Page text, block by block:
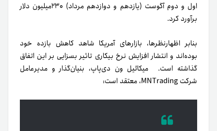
اول و دوم آگوست (یازدهم و دوازدهم مرداد) ۲۳۰میلیون دلار
برآورد کرد.
بنابر اظهارنظرها، بازارهای آمریکا شاهد کاهش بازده خود
بوده‌اند و انتشار افزایش نرخ بیکاری تاثیر بسزایی بر این اتفاق
گذاشته‌ است. میکائیل ون دی‌پاپ، بنیان‌گذار و مدیرعامل
شرکت MNTrading، معتقد است: